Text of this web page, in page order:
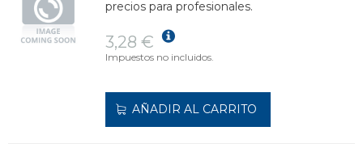
precios para profesionales.
3,28 €
Impuestos no incluidos.
AÑADIR AL CARRITO